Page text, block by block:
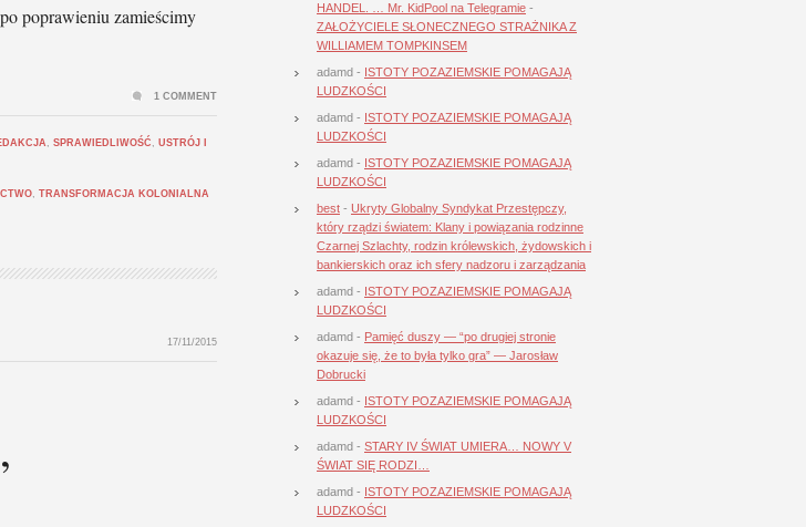
poprawieniu zamieścimy
, SPRAWIEDLIWOŚĆ , USTRÓJ I
, TRANSFORMACJA KOLONIALNA
1 COMMENT
17/11/2015
HANDEL. … Mr. KidPool na Telegramie -
ZAŁOŻYCIELE SŁONECZNEGO STRAŻNIKA Z
WILLIAMEM TOMPKINSEM
adamd - ISTOTY POZAZIEMSKIE POMAGAJĄ
LUDZKOŚCI
adamd - ISTOTY POZAZIEMSKIE POMAGAJĄ
LUDZKOŚCI
adamd - ISTOTY POZAZIEMSKIE POMAGAJĄ
LUDZKOŚCI
best - Ukryty Globalny Syndykat Przestępczy,
który rządzi światem: Klany i powiązania rodzinne
Czarnej Szlachty, rodzin królewskich, żydowskich i
bankierskich oraz ich sfery nadzoru i zarządzania
adamd - ISTOTY POZAZIEMSKIE POMAGAJĄ
LUDZKOŚCI
adamd - Pamięć duszy — “po drugiej stronie
okazuje się, że to była tylko gra” — Jarosław
Dobrucki
adamd - ISTOTY POZAZIEMSKIE POMAGAJĄ
LUDZKOŚCI
adamd - STARY IV ŚWIAT UMIERA… NOWY V
ŚWIAT SIĘ RODZI…
adamd - ISTOTY POZAZIEMSKIE POMAGAJĄ
LUDZKOŚCI